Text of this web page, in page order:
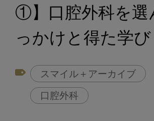
①】口腔外科を選
っかけと得た学び
スマイル＋アーカイブ
口腔外科